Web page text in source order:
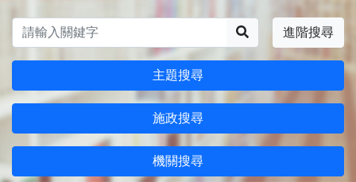
進階搜尋
主題搜尋
施政搜尋
機關搜尋